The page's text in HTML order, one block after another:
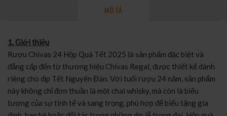
MÔ TẢ
1. Giới thiệu
Rượu Chivas 24 Hộp Quà Tết 2025 là sản phẩm đặc biệt và
đẳng cấp đến từ thương hiệu Chivas Regal, được thiết kế dành
riêng cho dịp Tết Nguyên Đán. Với tuổi rượu 24 năm, sản phẩm
này không chỉ đơn thuần là một chai whisky, mà còn là biểu
tượng của sự tinh tế và sang trọng, phù hợp để biếu tặng gia